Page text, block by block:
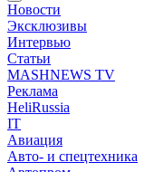
Новости
Эксклюзивы
Интервью
Статьи
MASHNEWS TV
Реклама
HeliRussia
IT
Авиация
Авто- и спецтехника